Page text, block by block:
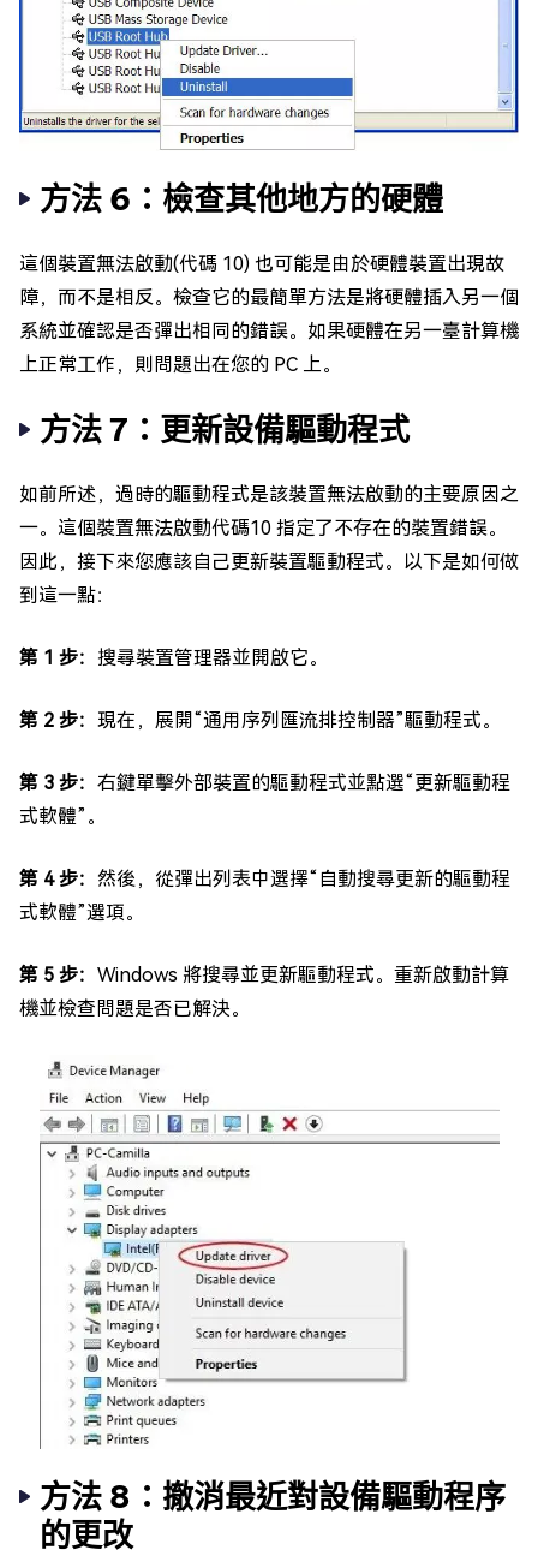
方法 6：檢查其他地方的硬體
這個裝置無法啟動(代碼 10) 也可能是由於硬體裝置出現故
障，而不是相反。檢查它的最簡單方法是將硬體插入另一個
系統並確認是否彈出相同的錯誤。如果硬體在另一臺計算機
上正常工作，則問題出在您的 PC 上。
方法 7：更新設備驅動程式
如前所述，過時的驅動程式是該裝置無法啟動的主要原因之
一。這個裝置無法啟動代碼10 指定了不存在的裝置錯誤。
因此，接下來您應該自己更新裝置驅動程式。以下是如何做
到這一點：
第 1 步： 搜尋裝置管理器並開啟它。
第 2 步： 現在，展開“通用序列匯流排控制器”驅動程式。
第 3 步： 右鍵單擊外部裝置的驅動程式並點選“更新驅動程
式軟體”。
第 4 步： 然後，從彈出列表中選擇“自動搜尋更新的驅動程
式軟體”選項。
第 5 步： Windows 將搜尋並更新驅動程式。重新啟動計算
機並檢查問題是否已解決。
方法 8：撤消最近對設備驅動程序
的更改